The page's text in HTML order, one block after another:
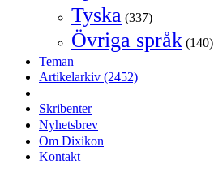
Tyska (337)
Övriga språk (140)
Teman
Artikelarkiv (2452)
Skribenter
Nyhetsbrev
Om Dixikon
Kontakt